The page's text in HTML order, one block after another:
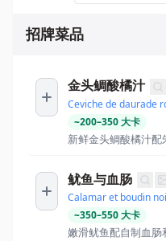
招牌菜品
金头鲷酸橘汁
Ceviche de daurade
~200–350大卡
新鲜金头鲷酸橘汁
鱿鱼与血肠
Calamar et boudin
~350–550大卡
嫩滑鱿鱼配自制血